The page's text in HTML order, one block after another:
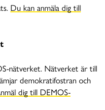
Du kan anmäla dig till
nätverket. Nätverket är till
demokratifostran och
dig till DEMOS-